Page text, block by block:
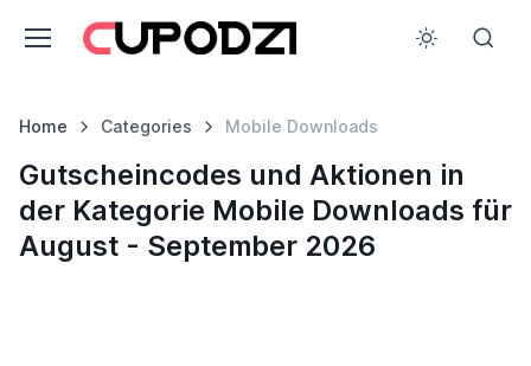
Home Categories Mobile Downloads
Gutscheincodes und Aktionen in
der Kategorie Mobile Downloads für
August - September 2026